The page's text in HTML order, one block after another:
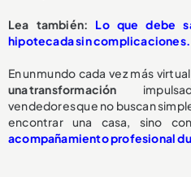
Lea también: Lo que debe
hipotecada sin complicaciones.
En un mundo cada vez más
una transformación
vendedores que no buscan
encontrar una casa, sino
acompañamiento profesional